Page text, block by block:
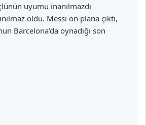
uyumu inanılmazdı
oldu. Messi ön plana çıktı,
Barcelona'da oynadığı son